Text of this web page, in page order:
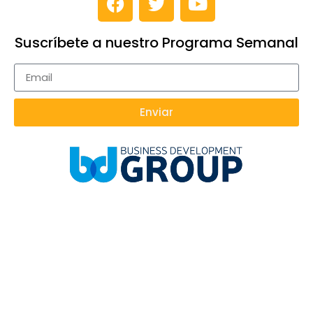
Suscríbete a nuestro Programa Semanal
Enviar